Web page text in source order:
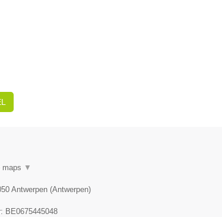
maps ▼
Antwerpen(Antwerpen)
BE0675445048